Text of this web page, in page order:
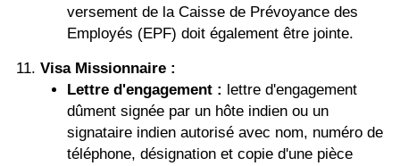
versement de la Caisse de Prévoyance des
Employés (EPF) doit également être jointe.
Visa Missionnaire :
Lettre d'engagement : lettre d'engagement
dûment signée par un hôte indien ou un
signataire indien autorisé avec nom, numéro de
téléphone, désignation et copie d'une pièce